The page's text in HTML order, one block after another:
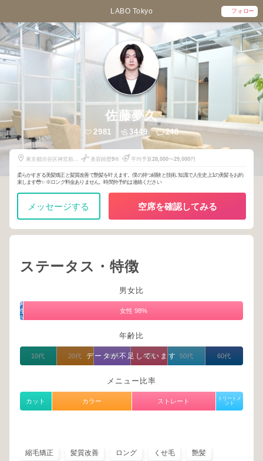
LABO Tokyo フォロー
佐藤夢久
2981 3449 248
東京都渋谷区神宮前四
美容師歴9年 平均予算28,000〜29,000円
柔らかすぎる美髪矯正と髪質改善で艶髪を叶えます。僕の持つ経験と技術､知識で人生史上1の美髪をお約
束します😳✨ ※ロング料金ありません。時間外予約は連絡ください
メッセージする 空席を確認してみる
ステータス・特徴
男女比
男
性
2%
女性 98%
年齢比
データが不足しています
10代 20代 30代 40代 50代 60代
メニュー比率
カット カラー ストレート
トリートメ
ント
縮毛矯正 髪質改善 ロング くせ毛 艶髪